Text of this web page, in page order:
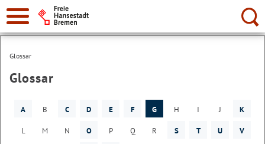
Suche:
Glossar
Glossar
A B C D E F G H I J K
L M N O P Q R S T U V